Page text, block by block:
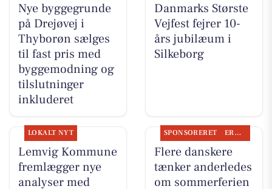
Nye byggegrunde
på Drejøvej i
Thyborøn sælges
til fast pris med
byggemodning og
tilslutninger
inkluderet
Danmarks Største
Vejfest fejrer 10-
års jubilæum i
Silkeborg
LOKALT NYT
Lemvig Kommune
fremlægger nye
analyser med
SPONSORERET ERHVERV
Flere danskere
tænker anderledes
om sommerferien